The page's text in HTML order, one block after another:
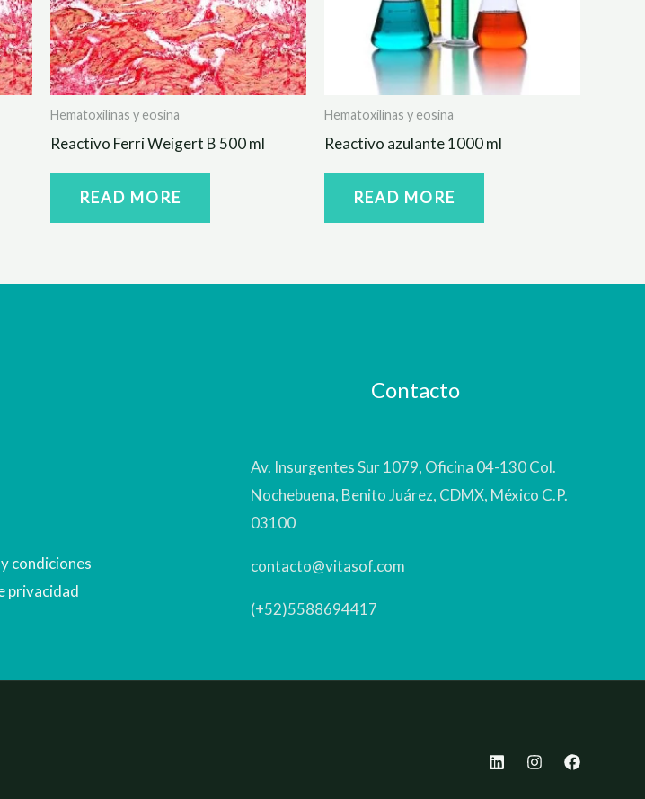
Hematoxilinas y eosina
Reactivo Ferri Weigert B 500 ml
READ MORE
Hematoxilinas y eosina
Reactivo azulante 1000 ml
READ MORE
condiciones
privacidad
Contacto
Av. Insurgentes Sur 1079, Oficina 04-130 Col.
Nochebuena, Benito Juárez, CDMX, México C.P.
03100
contacto@vitasof.com
(+52)5588694417